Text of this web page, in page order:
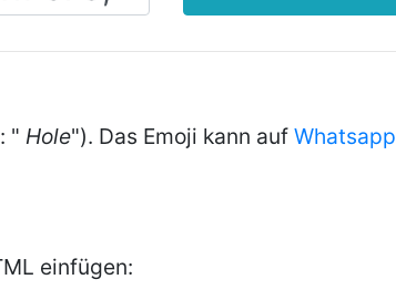
" Hole"). Das Emoji kann auf Whatsapp
einfügen: